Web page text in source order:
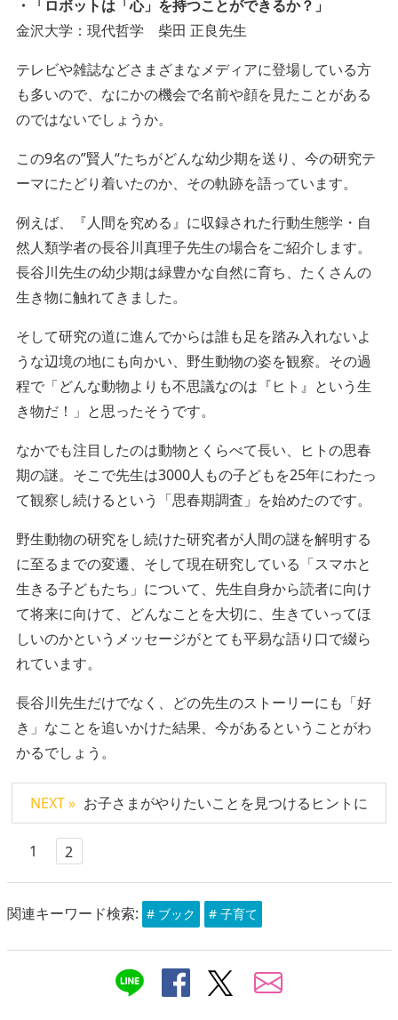
・「ロボットは「心」を持つことができるか？」
金沢大学：現代哲学 柴田 正良先生
テレビや雑誌などさまざまなメディアに登場している方
も多いので、なにかの機会で名前や顔を見たことがある
のではないでしょうか。
この9名の”賢人“たちがどんな幼少期を送り、今の研究テ
ーマにたどり着いたのか、その軌跡を語っています。
例えば、『人間を究める』に収録された行動生態学・自
然人類学者の長谷川真理子先生の場合をご紹介します。
長谷川先生の幼少期は緑豊かな自然に育ち、たくさんの
生き物に触れてきました。
そして研究の道に進んでからは誰も足を踏み入れないよ
うな辺境の地にも向かい、野生動物の姿を観察。その過
程で「どんな動物よりも不思議なのは『ヒト』という生
き物だ！」と思ったそうです。
なかでも注目したのは動物とくらべて長い、ヒトの思春
期の謎。そこで先生は3000人もの子どもを25年にわたっ
て観察し続けるという「思春期調査」を始めたのです。
野生動物の研究をし続けた研究者が人間の謎を解明する
に至るまでの変遷、そして現在研究している「スマホと
生きる子どもたち」について、先生自身から読者に向け
て将来に向けて、どんなことを大切に、生きていってほ
しいのかというメッセージがとても平易な語り口で綴ら
れています。
長谷川先生だけでなく、どの先生のストーリーにも「好
き」なことを追いかけた結果、今があるということがわ
かるでしょう。
NEXT » お子さまがやりたいことを見つけるヒントに
1 2
関連キーワード検索: # ブック # 子育て